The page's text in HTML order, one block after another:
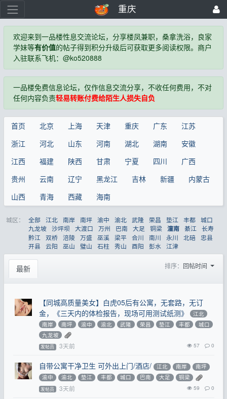
重庆
欢迎来到一品楼性息交流论坛，分享楼凤兼职，桑拿洗浴，良家
学妹等有价值的帖子得到积分升级后可获取更多阅读权限。商户
入驻联系飞机：@ko520888
一品楼免费信息论坛，仅作信息交流分享，不收任何费用，不对
任何内容负责轻易转账付费给陌生人损失自负
首页 北京 上海 天津 重庆 广东
江苏
浙江
河北 山东 河南 湖北 湖南
安徽
江西
福建 陕西 甘肃 宁夏 四川
广西
贵州
云南 辽宁 黑龙江 吉林 新疆
内蒙古
山西
青海 西藏 海南
城区： 全部 江北 南岸 南坪 渝中 渝北 武隆 荣昌 垫江 丰都 城口
九龙坡 沙坪坝 大渡口 万州 巴南 大足 铜梁 潼南 綦江
长寿
黔江
双桥 涪陵 万盛 巫溪 梁平 合川 南川 永川 北碚
忠县
开县 云阳 巫山 璧山 石柱 秀山 酉阳 彭水 江津
最新 排序： 回帖时间
【同城高质量美女】白虎05后有公寓，无套路，无订
金，《三天内的体检报告，现场可用测试纸测》
江北
南岸
南坪 渝中 渝北 武隆 荣昌 垫江 丰都
城口
九龙坡
发帖员 3天前 57 0
自带公寓干净卫生 可外出上门/酒店/ 江北 南岸
南坪
渝中
渝北 垫江 丰都 城口 巴南 大足 铜梁
发帖员 3天前 59 0